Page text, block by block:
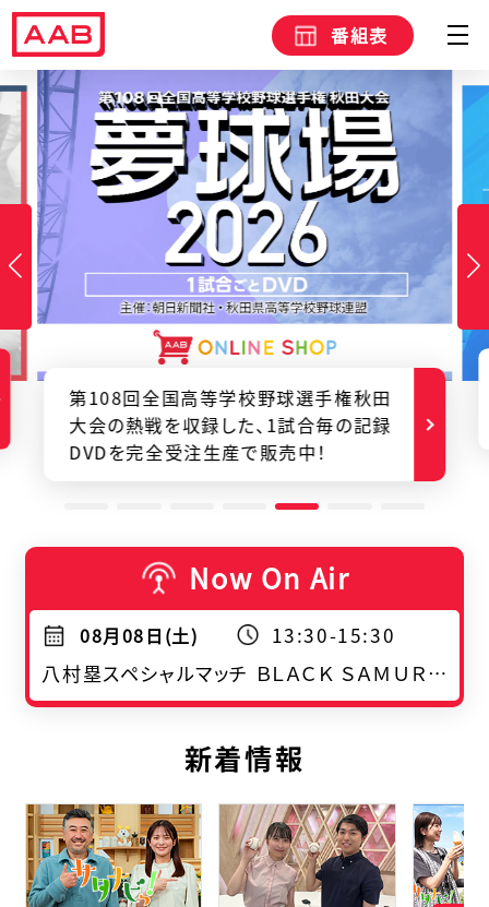
番組表
第108回全国高等学校野球選手権秋田
大会の熱戦を収録した、1試合毎の記録
DVDを完全受注生産で販売中！
Now On Air
08月08日(土)
13:30-15:30
八村塁スペシャルマッチ ＢＬＡＣＫ ＳＡＭＵＲＡＩ ＳＵＭＭＩＴ【字】
新着情報